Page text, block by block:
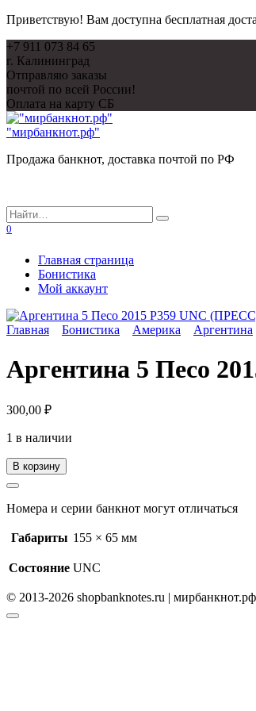
Приветствую! Вам доступна бесплатная
Перейти
к
содержанию
+7 911 073 84 65
г. Калининград
Отправляю заказы
почтой по всей России!
Оплата на карту СБ
"мирбанкнот.рф"
Продажа банкнот, доставка почтой по РФ
Search
for:
0
Главная страница
Бонистика
Мой аккаунт
Главная Бонистика Америка Аргентина
Аргентина 5 Песо
300,00 ₽
1 в наличии
В корзину
Номера и серии банкнот могут отличаться
Габариты 155 × 65 мм
Состояние UNC
© 2013-2026 shopbanknotes.ru | мирбанкнот.рф